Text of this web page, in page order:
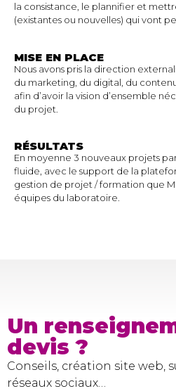
la consistance, le plannifier et
(existantes ou nouvelles) qui vont
MISE EN PLACE
Nous avons pris la direction
du marketing, du digital, du contenu,
afin d’avoir la vision d’ensemble
du projet.
RÉSULTATS
En moyenne 3 nouveaux projets
fluide, avec le support de la
gestion de projet / formation que
équipes du laboratoire.
Un
devis ?
Conseils, création site web,
réseaux sociaux…